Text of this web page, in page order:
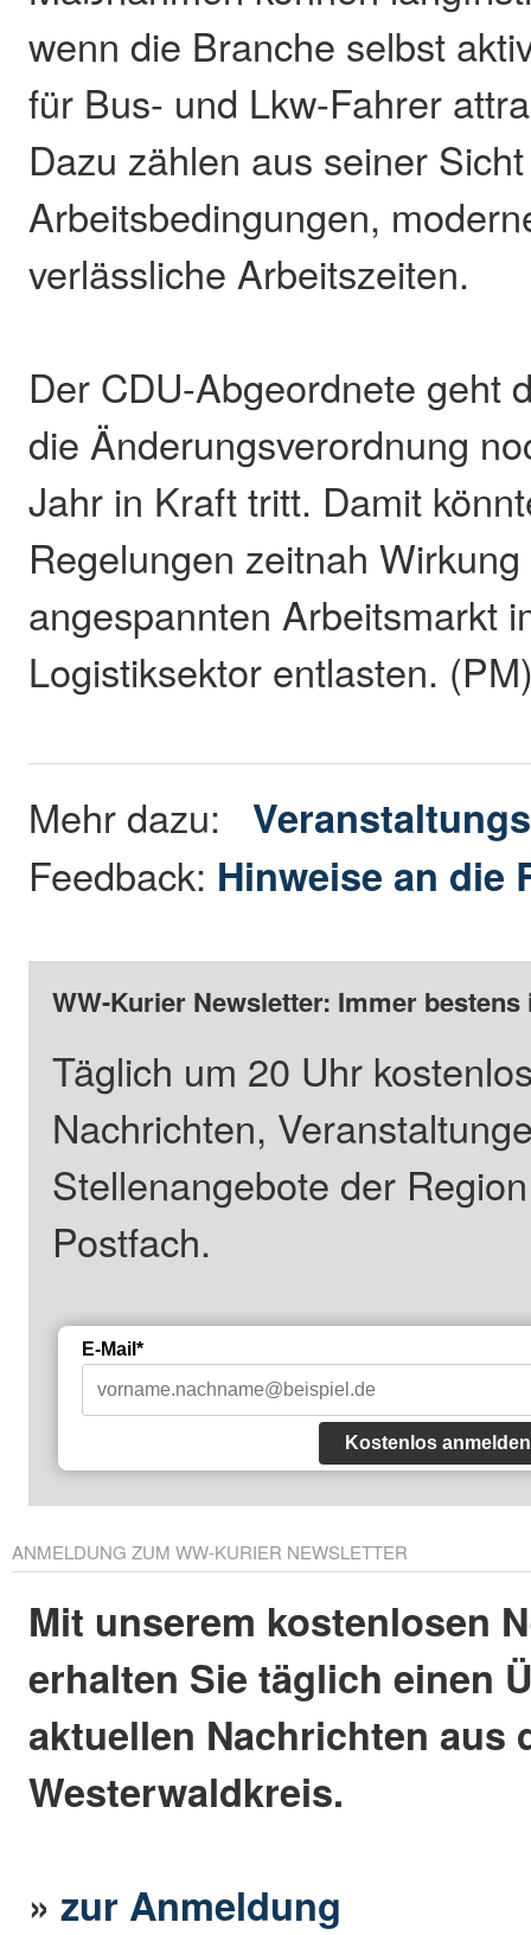
wenn die Branche selbst
für Bus- und Lkw-Fahrer
Dazu zählen aus seiner
Arbeitsbedingungen,
verlässliche Arbeitszeiten.
Der CDU-Abgeordnete geht
die Änderungsverordnung
Jahr in Kraft tritt. Damit
Regelungen zeitnah
angespannten Arbeitsmarkt
Logistiksektor entlasten.
Mehr dazu:
Feedback: Hinweise an die
WW-Kurier Newsletter: Immer
Täglich um 20 Uhr
Nachrichten,
Stellenangebote der
Postfach.
E-Mail*
Kostenlos anmelden
ANMELDUNG ZUM WW-KURIER NEWSLETTER
Mit unserem kostenlosen
erhalten Sie täglich einen
aktuellen Nachrichten aus
Westerwaldkreis.
»zur Anmeldung